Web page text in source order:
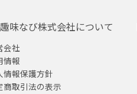
味なび株式会社について
会社
情報
情報保護方針
商取引法の表示